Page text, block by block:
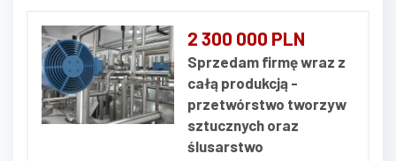
Na sprzedaż kompletna,
działająca zorganizowana część
przedsiębiorstwa pod marką
GDEL Home Design (gdel.pl) —
producenta drzwi, ścia...
2 300 000 PLN
Sprzedam firmę wraz z
całą produkcją -
przetwórstwo tworzyw
sztucznych oraz
ślusarstwo